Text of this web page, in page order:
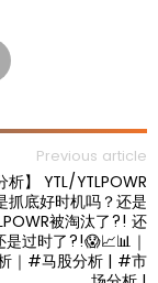
Previous article
析】 YTL/YTLPOWR
抓底好时机吗？还是
被淘汰了?! 还
是过时了?!😱📈📊｜
｜#马股分析 | #市